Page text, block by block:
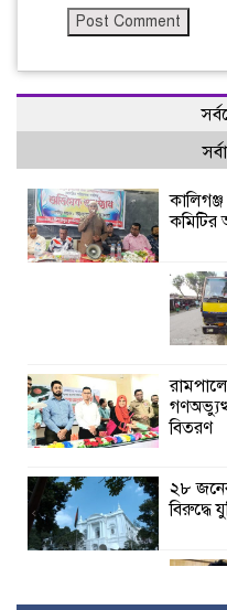
কমিটির
বিতরণ
২৮
বিরুদ্ধে